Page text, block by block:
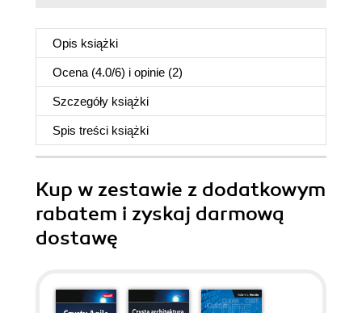
Opis książki
Ocena (4.0/6) i opinie (2)
Szczegóły książki
Spis treści książki
Kup w zestawie z dodatkowym
rabatem i zyskaj darmową
dostawę